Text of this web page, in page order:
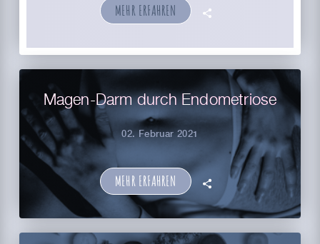
MEHR ERFAHREN 🗣
Magen-Darm durch Endometriose
02. Februar 2021
MEHR ERFAHREN 🗣